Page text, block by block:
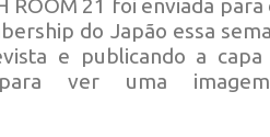
ROOM 21 foi enviada
do Japão essa
e publicando a capa
ver uma